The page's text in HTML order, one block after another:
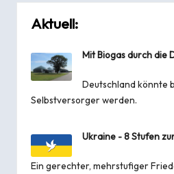
Aktuell:
Mit Biogas durch die
Deutschland könnte
Selbstversorger werden.
Ukraine - 8 Stufen
Ein gerechter, mehrstufiger